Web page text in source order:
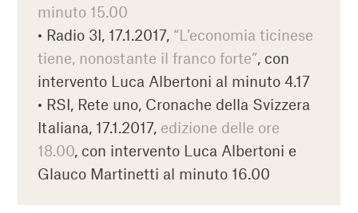
minuto 15.00
• Radio 3I, 17.1.2017, “L’economia ticinese
tiene, nonostante il franco forte”, con
intervento Luca Albertoni al minuto 4.17
• RSI, Rete uno, Cronache della Svizzera
Italiana, 17.1.2017, edizione delle ore
18.00, con intervento Luca Albertoni e
Glauco Martinetti al minuto 16.00